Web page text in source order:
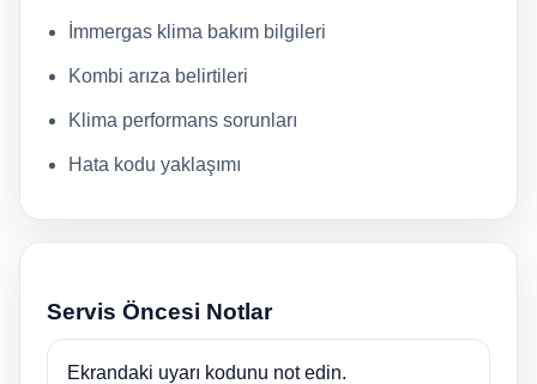
İmmergas klima bakım bilgileri
Kombi arıza belirtileri
Klima performans sorunları
Hata kodu yaklaşımı
Servis Öncesi Notlar
Ekrandaki uyarı kodunu not edin.